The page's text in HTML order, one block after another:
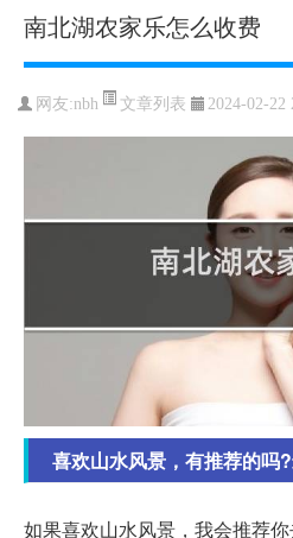
南北湖农家乐怎么收费
网友:nbh 文章列表 2024-02-22
喜欢山水风景，有推荐的吗
如果喜欢山水风景，我会推荐